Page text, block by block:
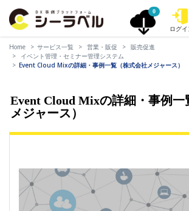
0
ログイ
Home サービス一覧 営業・販促
販売促進
イベント管理・セミナー管理システム
Event Cloud Mixの詳細・事例一覧（株式会社メジャース）
Event Cloud Mixの詳細・事例一
メジャース）